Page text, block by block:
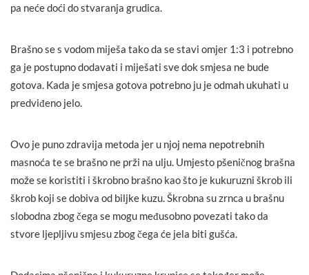
pa neće doći do stvaranja grudica.
Brašno se s vodom miješa tako da se stavi omjer 1:3 i potrebno
ga je postupno dodavati i miješati sve dok smjesa ne bude
gotova. Kada je smjesa gotova potrebno ju je odmah ukuhati u
predviđeno jelo.
Ovo je puno zdravija metoda jer u njoj nema nepotrebnih
masnoća te se brašno ne prži na ulju. Umjesto pšeničnog brašna
može se koristiti i škrobno brašno kao što je kukuruzni škrob ili
škrob koji se dobiva od biljke kuzu. Škrobna su zrnca u brašnu
slobodna zbog čega se mogu međusobno povezati tako da
stvore ljepljivu smjesu zbog čega će jela biti gušća.